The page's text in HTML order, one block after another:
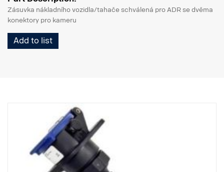
Zásuvka nákladního vozidla/tahače schválená pro ADR se dvěma
konektory pro kameru
Add to list